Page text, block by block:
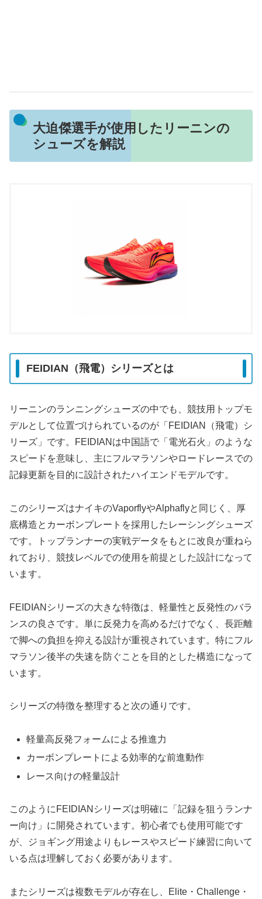
大迫傑選手が使用したリーニンの
シューズを解説
FEIDIAN（飛電）シリーズとは
リーニンのランニングシューズの中でも、競技用トップモ
デルとして位置づけられているのが「FEIDIAN（飛電）シ
リーズ」です。FEIDIANは中国語で「電光石火」のような
スピードを意味し、主にフルマラソンやロードレースでの
記録更新を目的に設計されたハイエンドモデルです。
このシリーズはナイキのVaporflyやAlphaflyと同じく、厚
底構造とカーボンプレートを採用したレーシングシューズ
です。トップランナーの実戦データをもとに改良が重ねら
れており、競技レベルでの使用を前提とした設計になって
います。
FEIDIANシリーズの大きな特徴は、軽量性と反発性のバラ
ンスの良さです。単に反発力を高めるだけでなく、長距離
で脚への負担を抑える設計が重視されています。特にフル
マラソン後半の失速を防ぐことを目的とした構造になって
います。
シリーズの特徴を整理すると次の通りです。
軽量高反発フォームによる推進力
カーボンプレートによる効率的な前進動作
レース向けの軽量設計
このようにFEIDIANシリーズは明確に「記録を狙うランナ
ー向け」に開発されています。初心者でも使用可能です
が、ジョギング用途よりもレースやスピード練習に向いて
いる点は理解しておく必要があります。
またシリーズは複数モデルが存在し、Elite・Challenge・